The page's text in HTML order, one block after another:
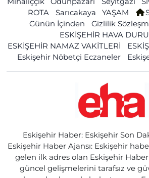
ROTA
Sarıcakaya YAŞAM
Günün İçinden
Gizlilik
ESKİŞEHİR HAVA
ESKİŞEHİR NAMAZ VAKİTLERİ
Eskişehir Nöbetçi Eczaneler
Eskişehir Haber: Eskişehir Son
Eskişehir Haber Ajansı: Eskişehir
gelen ilk adres olan Eskişehir Haber
güncel gelişmelerini tarafsız ve